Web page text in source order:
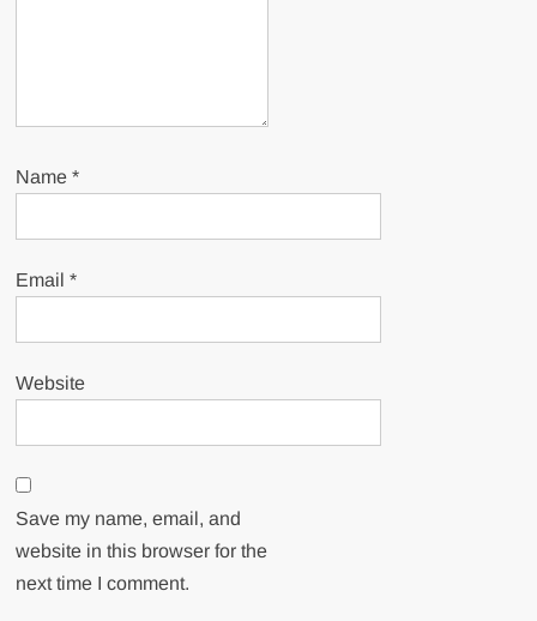
Name*
Email*
Website
Save my name, email, and
website in this browser for the
next time I comment.